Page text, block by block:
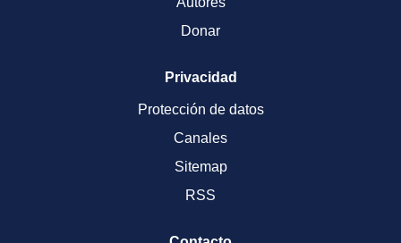
Donar
Privacidad
Protección de datos
Canales
Sitemap
RSS